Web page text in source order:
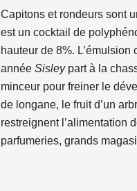
Capitons et rondeurs sont
est un cocktail de
hauteur de 8%.
année Sisleypart à la
minceur pour freiner le
de longane, le fruit d’un
restreignent l’alimentation
parfumeries, grands